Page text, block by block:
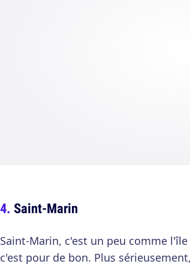
Saint-Marin
Saint-Marin, c'est un peu comme
c'est pour de bon. Plus